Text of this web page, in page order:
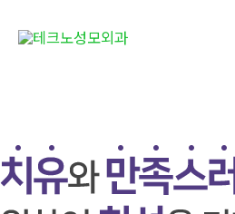
뛰
기